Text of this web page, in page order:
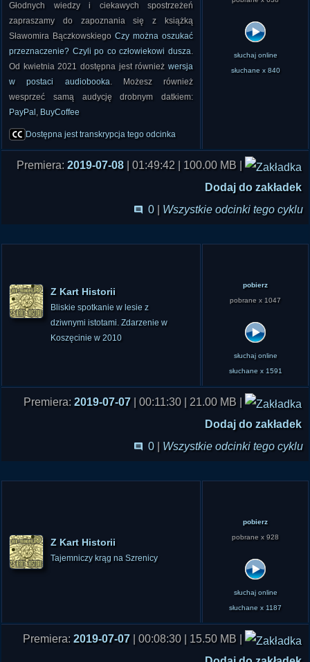
Głodnych wiedzy i ciekawych spostrzeżeń
zapraszamy do zapoznania się z książką
Sławomira Bączkowskiego Czy można oszukać
przeznaczenie? Czyli po co człowiekowi dusza
Od kwietnia 2021 dostępna jest również wersja
w postaci audiobooka . Możesz również
wesprzeć samą audycję drobnym datkiem:
PayPal BuyCoffee
Dostępna jest transkrypcja tego odcinka
słuchaj online
słuchane x 840
Premiera: 2019-07-08 | 01:49:42 | 100.00 MB |
Dodaj do zakładek
0
Wszystkie odcinki tego cyklu
Z Kart Historii
Bliskie spotkanie w lesie z
dziwnymi istotami. Zdarzenie w
Koszęcinie w 2010
pobierz
pobrane x 1047
słuchaj online
słuchane x 1591
Premiera: 2019-07-07 | 00:11:30 | 21.00 MB |
Dodaj do zakładek
0
Wszystkie odcinki tego cyklu
Z Kart Historii
Tajemniczy krąg na Szrenicy
pobierz
pobrane x 928
słuchaj online
słuchane x 1187
Premiera: 2019-07-07 | 00:08:30 | 15.50 MB |